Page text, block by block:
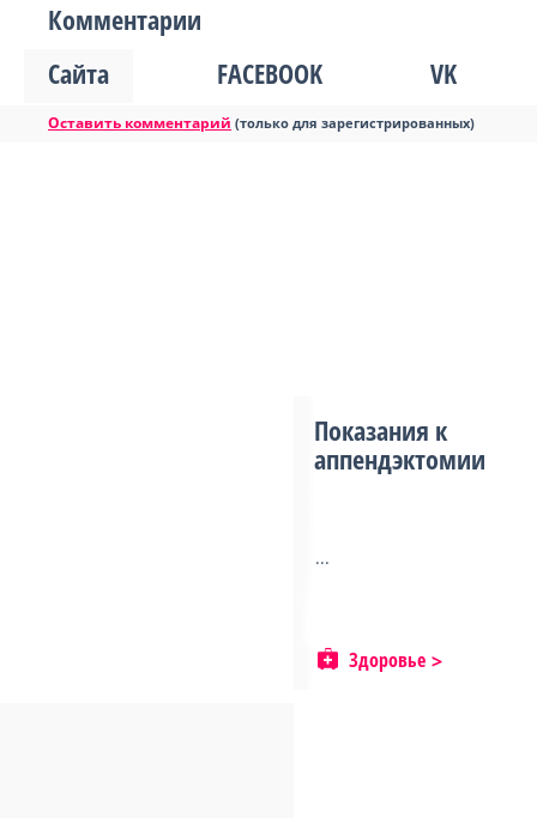
Комментарии
Сайта
FACEBOOK VK
Оставить комментарий (только для зарегистрированных)
Показания к
аппендэктомии
...
Здоровье